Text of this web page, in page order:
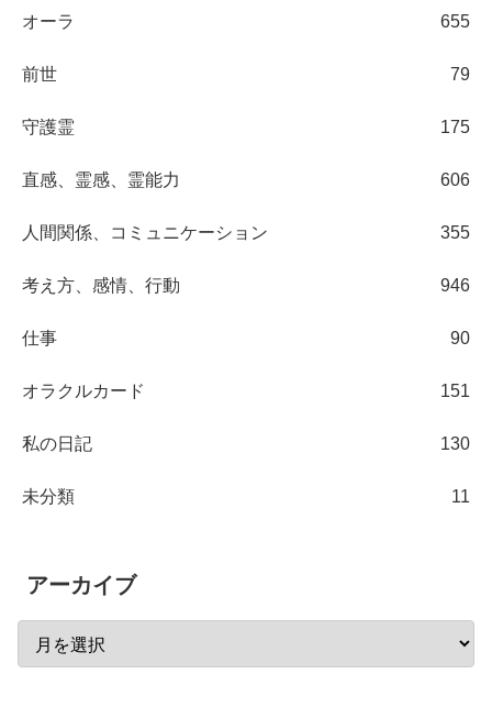
オーラ 655
前世 79
守護霊 175
直感、霊感、霊能力 606
人間関係、コミュニケーション 355
考え方、感情、行動 946
仕事 90
オラクルカード 151
私の日記 130
未分類 11
アーカイブ